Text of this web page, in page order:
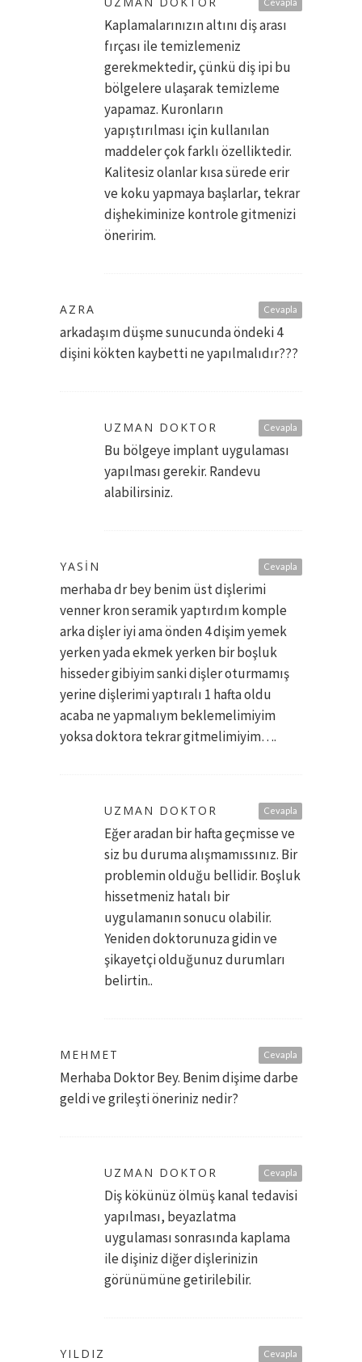
Kaplamalarınızın altını diş arası
fırçası ile temizlemeniz
gerekmektedir, çünkü diş ipi bu
bölgelere ulaşarak temizleme
yapamaz. Kuronların
yapıştırılması için kullanılan
maddeler çok farklı özelliktedir.
Kalitesiz olanlar kısa sürede erir
ve koku yapmaya başlarlar, tekrar
dişhekiminize kontrole gitmenizi
öneririm.
Cevapla
AZRA
arkadaşım düşme sunucunda öndeki 4
dişini kökten kaybetti ne yapılmalıdır???
Cevapla
UZMAN DOKTOR
Bu bölgeye implant uygulaması
yapılması gerekir. Randevu
alabilirsiniz.
Cevapla
YASIN
merhaba dr bey benim üst dişlerimi
venner kron seramik yaptırdım komple
arka dişler iyi ama önden 4 dişim yemek
yerken yada ekmek yerken bir boşluk
hisseder gibiyim sanki dişler oturmamış
yerine dişlerimi yaptıralı 1 hafta oldu
acaba ne yapmalıym beklemelimiyim
yoksa doktora tekrar gitmelimiyim….
Cevapla
UZMAN DOKTOR
Eğer aradan bir hafta geçmisse ve
siz bu duruma alışmamıssınız. Bir
problemin olduğu bellidir. Boşluk
hissetmeniz hatalı bir
uygulamanın sonucu olabilir.
Yeniden doktorunuza gidin ve
şikayetçi olduğunuz durumları
belirtin..
Cevapla
MEHMET
Merhaba Doktor Bey. Benim dişime darbe
geldi ve grileşti öneriniz nedir?
Cevapla
UZMAN DOKTOR
Diş kökünüz ölmüş kanal tedavisi
yapılması, beyazlatma
uygulaması sonrasında kaplama
ile dişiniz diğer dişlerinizin
görünümüne getirilebilir.
Cevapla
YILDIZ